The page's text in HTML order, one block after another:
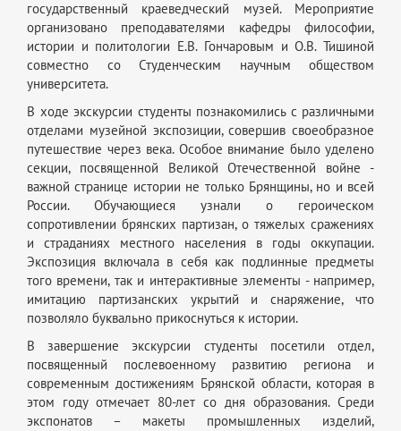
государственный краеведческий музей. Мероприятие
организовано преподавателями кафедры философии,
истории и политологии Е.В. Гончаровым и О.В. Тишиной
совместно со Студенческим научным обществом
университета.
В ходе экскурсии студенты познакомились с различными
отделами музейной экспозиции, совершив своеобразное
путешествие через века. Особое внимание было уделено
секции, посвященной Великой Отечественной войне -
важной странице истории не только Брянщины, но и всей
России. Обучающиеся узнали о героическом
сопротивлении брянских партизан, о тяжелых сражениях
и страданиях местного населения в годы оккупации.
Экспозиция включала в себя как подлинные предметы
того времени, так и интерактивные элементы - например,
имитацию партизанских укрытий и снаряжение, что
позволяло буквально прикоснуться к истории.
В завершение экскурсии студенты посетили отдел,
посвященный послевоенному развитию региона и
современным достижениям Брянской области, которая в
этом году отмечает 80-лет со дня образования. Среди
экспонатов – макеты промышленных изделий,